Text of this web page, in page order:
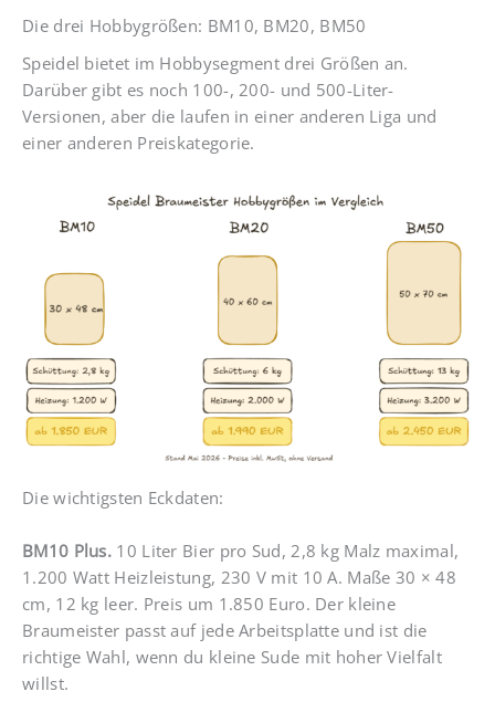
Die drei Hobbygrößen: BM10, BM20, BM50
Speidel bietet im Hobbysegment drei Größen an.
Darüber gibt es noch 100-, 200- und 500-Liter-
Versionen, aber die laufen in einer anderen Liga und
einer anderen Preiskategorie.
Die wichtigsten Eckdaten:
BM10 Plus. 10 Liter Bier pro Sud, 2,8 kg Malz maximal,
1.200 Watt Heizleistung, 230 V mit 10 A. Maße 30 × 48
cm, 12 kg leer. Preis um 1.850 Euro. Der kleine
Braumeister passt auf jede Arbeitsplatte und ist die
richtige Wahl, wenn du kleine Sude mit hoher Vielfalt
willst.